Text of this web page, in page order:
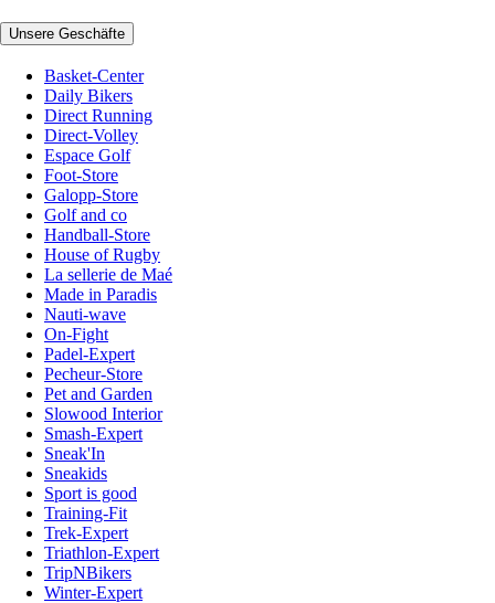
Unsere Geschäfte
Basket-Center
Daily Bikers
Direct Running
Direct-Volley
Espace Golf
Foot-Store
Galopp-Store
Golf and co
Handball-Store
House of Rugby
La sellerie de Maé
Made in Paradis
Nauti-wave
On-Fight
Padel-Expert
Pecheur-Store
Pet and Garden
Slowood Interior
Smash-Expert
Sneak'In
Sneakids
Sport is good
Training-Fit
Trek-Expert
Triathlon-Expert
TripNBikers
Winter-Expert